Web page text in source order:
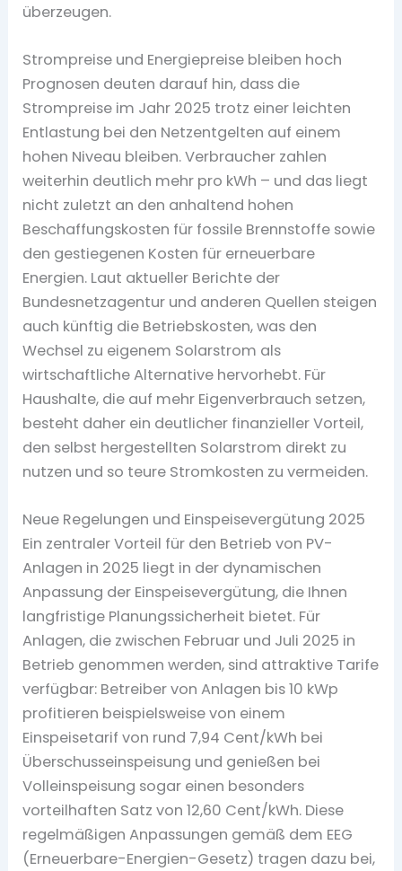
überzeugen.
Strompreise und Energiepreise bleiben hoch
Prognosen deuten darauf hin, dass die
Strompreise im Jahr 2025 trotz einer leichten
Entlastung bei den Netzentgelten auf einem
hohen Niveau bleiben. Verbraucher zahlen
weiterhin deutlich mehr pro kWh – und das liegt
nicht zuletzt an den anhaltend hohen
Beschaffungskosten für fossile Brennstoffe sowie
den gestiegenen Kosten für erneuerbare
Energien. Laut aktueller Berichte der
Bundesnetzagentur und anderen Quellen steigen
auch künftig die Betriebskosten, was den
Wechsel zu eigenem Solarstrom als
wirtschaftliche Alternative hervorhebt. Für
Haushalte, die auf mehr Eigenverbrauch setzen,
besteht daher ein deutlicher finanzieller Vorteil,
den selbst hergestellten Solarstrom direkt zu
nutzen und so teure Stromkosten zu vermeiden.
Neue Regelungen und Einspeisevergütung 2025
Ein zentraler Vorteil für den Betrieb von PV-
Anlagen in 2025 liegt in der dynamischen
Anpassung der Einspeisevergütung, die Ihnen
langfristige Planungssicherheit bietet. Für
Anlagen, die zwischen Februar und Juli 2025 in
Betrieb genommen werden, sind attraktive Tarife
verfügbar: Betreiber von Anlagen bis 10 kWp
profitieren beispielsweise von einem
Einspeisetarif von rund 7,94 Cent/kWh bei
Überschusseinspeisung und genießen bei
Volleinspeisung sogar einen besonders
vorteilhaften Satz von 12,60 Cent/kWh. Diese
regelmäßigen Anpassungen gemäß dem EEG
(Erneuerbare-Energien-Gesetz) tragen dazu bei,